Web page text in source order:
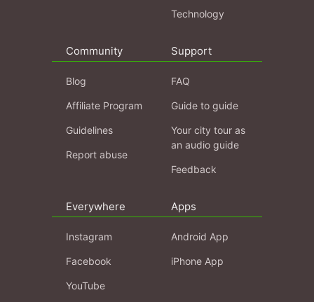
Technology
Community
Blog
Affiliate Program
Guidelines
Report abuse
Support
FAQ
Guide to guide
Your city tour as
an audio guide
Feedback
Everywhere
Instagram
Facebook
YouTube
Apps
Android App
iPhone App